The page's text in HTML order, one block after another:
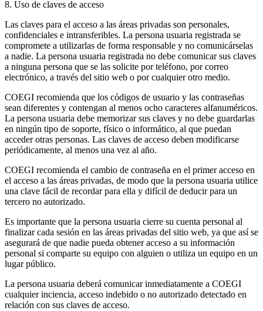
8. Uso de claves de acceso
Las claves para el acceso a las áreas privadas son personales,
confidenciales e intransferibles. La persona usuaria registrada se
compromete a utilizarlas de forma responsable y no comunicárselas
a nadie. La persona usuaria registrada no debe comunicar sus claves
a ninguna persona que se las solicite por teléfono, por correo
electrónico, a través del sitio web o por cualquier otro medio.
COEGI recomienda que los códigos de usuario y las contraseñas
sean diferentes y contengan al menos ocho caracteres alfanuméricos.
La persona usuaria debe memorizar sus claves y no debe guardarlas
en ningún tipo de soporte, físico o informático, al que puedan
acceder otras personas. Las claves de acceso deben modificarse
periódicamente, al menos una vez al año.
COEGI recomienda el cambio de contraseña en el primer acceso en
el acceso a las áreas privadas, de modo que la persona usuaria utilice
una clave fácil de recordar para ella y difícil de deducir para un
tercero no autorizado.
Es importante que la persona usuaria cierre su cuenta personal al
finalizar cada sesión en las áreas privadas del sitio web, ya que así se
asegurará de que nadie pueda obtener acceso a su información
personal si comparte su equipo con alguien o utiliza un equipo en un
lugar público.
La persona usuaria deberá comunicar inmediatamente a COEGI
cualquier inciencia, acceso indebido o no autorizado detectado en
relación con sus claves de acceso.